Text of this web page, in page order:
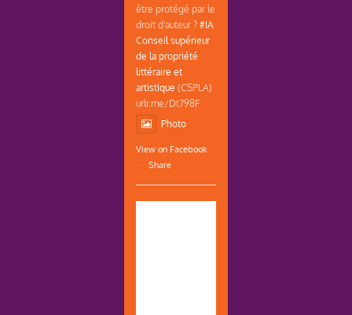
être protégé par le
droit d'auteur ?#IA
Conseil supérieur
de la propriété
littéraire et
artistique (CSPLA)
urlr.me/Dt798F
Photo
View on Facebook
·
Share